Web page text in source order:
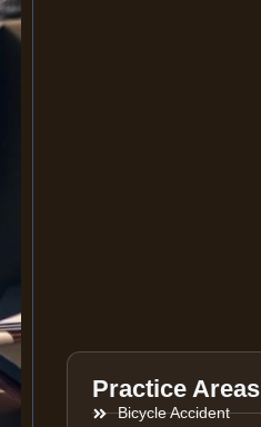
Practice Areas
Bicycle Accident